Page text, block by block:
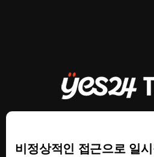
비정상적인 접근으로 일